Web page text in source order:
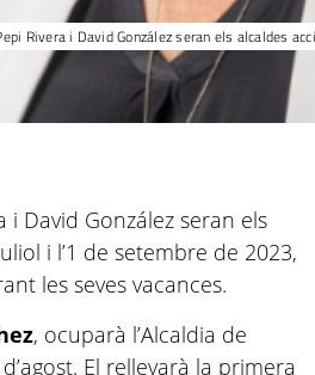
Rivera i David González seran els alcaldes
i David González seran els
i l’1 de setembre de 2023,
les seves vacances.
, ocuparà l’Alcaldia de
El rellevarà la primera